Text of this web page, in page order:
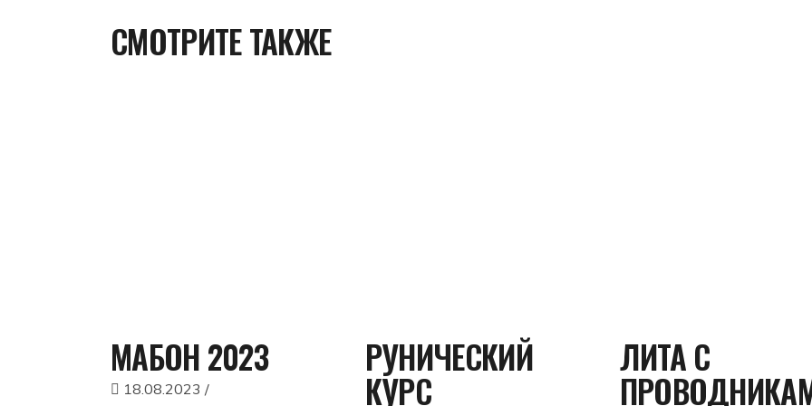
СМОТРИТЕ ТАКЖЕ
МАБОН 2023
18.08.2023
РУНИЧЕСКИЙ
КУРС
ЛИТА С